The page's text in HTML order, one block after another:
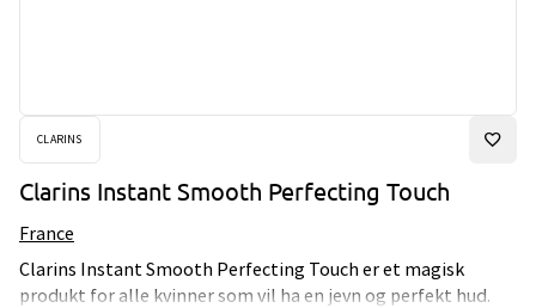
CLARINS
Clarins Instant Smooth Perfecting Touch
France
Clarins Instant Smooth Perfecting Touch er et magisk
produkt for alle kvinner som vil ha en jevn og perfekt hud.